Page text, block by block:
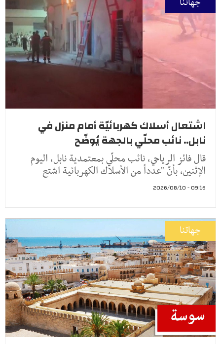
اشتعال أسلاك كهربائيّة أمام منزل في
نابل.. نائب محلّي بالجهة يُوضّح
قال فائز الرياحي، نائب محلّي بمعتمدية نابل، اليوم
الإثنين، بأنّ "عدداً من الأسلاك الكهربائية اشتع
09:16 - 2026/08/10
جهاتنا